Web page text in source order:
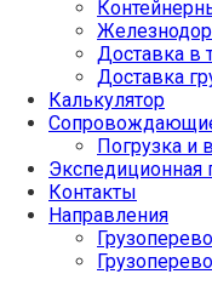
Доставка в
Доставка
Калькулятор
Погрузка и
Экспедиционная
Контакты
Направления